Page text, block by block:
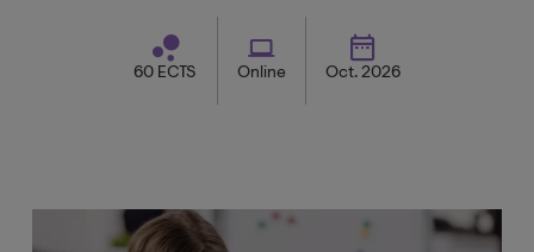
60 ECTS Online Oct. 2026